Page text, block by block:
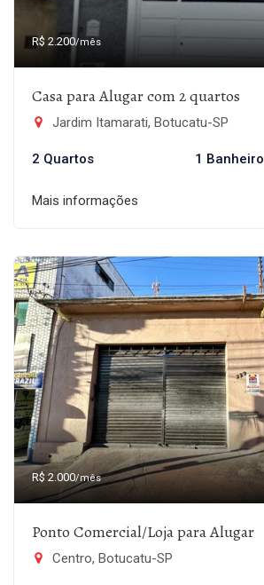
R$ 2.200/mês
Casa para Alugar com 2 quartos
Jardim Itamarati, Botucatu-SP
2 Quartos 1 Banheiro
Mais informações
R$ 2.000/mês
Ponto Comercial/Loja para Alugar
Centro, Botucatu-SP